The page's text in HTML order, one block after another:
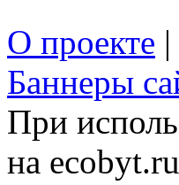
О проекте |
Баннеры
При
на